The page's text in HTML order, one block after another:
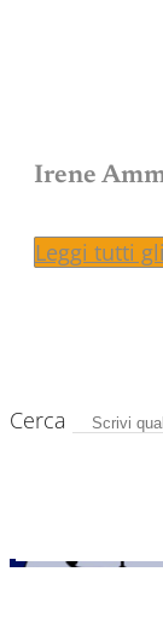
Irene
Leggi tutti
Cerca